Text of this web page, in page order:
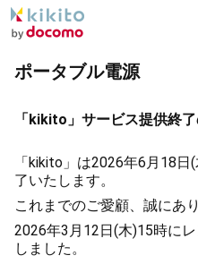
ポータブル電源
「kikito」サービス提供終
「kikito」は2026年6月18
了いたします。
これまでのご愛顧、誠にあ
2026年3月12日(木)15時に
しました。